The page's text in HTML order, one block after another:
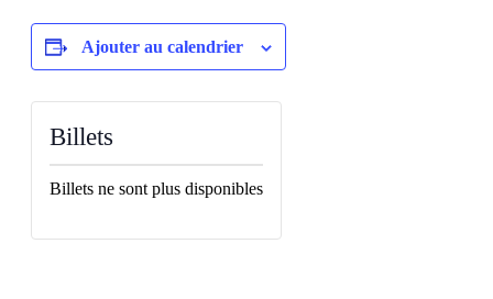
Ajouter au calendrier
Billets
Billets ne sont plus disponibles